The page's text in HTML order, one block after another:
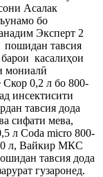
Асалак
бо
Эксперт 2
пошидан тавсия
касалиҳои
мониалӣ
0,2 л бо 800-
инсектисити
тавсия дода
сифати мева,
л Coda micro 800-
л, Вайкир МКС
тавсия дода
гузаронед.